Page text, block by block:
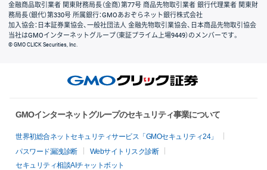
金融商品取引業者 関東財務局長（金商）第77号 商品先物取引業者 銀行代理業者 関東財
務局長（銀代）第330号 所属銀行：GMOあおぞらネット銀行株式会社
加入協会：日本証券業協会、一般社団法人 金融先物取引業協会、日本商品先物取引協会
当社はGMOインターネットグループ（東証プライム上場9449）のメンバーです。
© GMO CLICK Securities, Inc.
GMOインターネットグループのセキュリティ事業について
世界初総合ネットセキュリティサービス「GMOセキュリティ24」
パスワード漏洩診断
Webサイトリスク診断
セキュリティ相談AIチャットボット